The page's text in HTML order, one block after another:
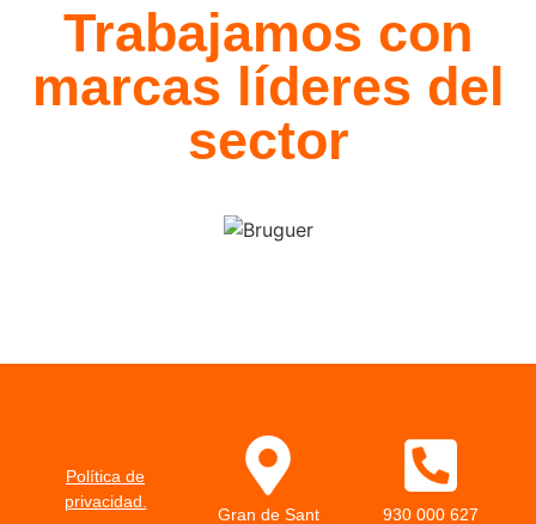
Trabajamos con
marcas líderes del
sector
Política de
privacidad.
Gran de Sant 930 000 627